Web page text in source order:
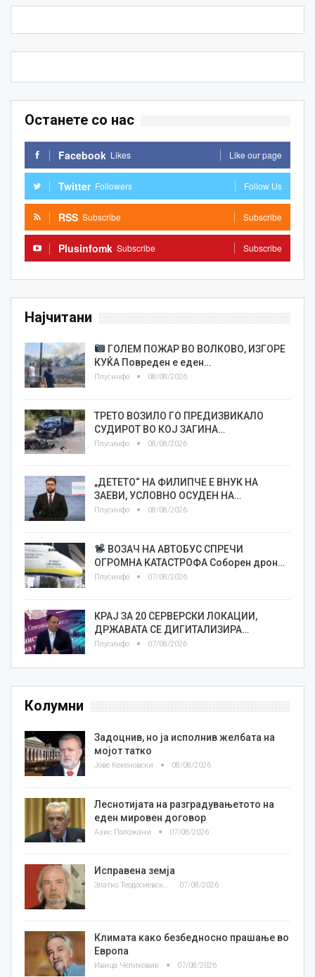
Останете со нас
Facebook Likes Like our page
Twitter Followers Follow Us
RSS Subscribe Subscribe
Plusinfomk Subscribe Subscribe
Најчитани
ГОЛЕМ ПОЖАР ВО ВОЛКОВО, ИЗГОРЕ
КУЌА Повреден е еден…
Плусинфо 08/08/2026
ТРЕТО ВОЗИЛО ГО ПРЕДИЗВИКАЛО
СУДИРОТ ВО КОЈ ЗАГИНА…
Плусинфо 08/08/2026
„ДЕТЕТО“ НА ФИЛИПЧЕ Е ВНУК НА
ЗАЕВИ, УСЛОВНО ОСУДЕН НА…
Плусинфо 08/08/2026
ВОЗАЧ НА АВТОБУС СПРЕЧИ
ОГРОМНА КАТАСТРОФА Соборен дрон…
Плусинфо 07/08/2026
КРАЈ ЗА 20 СЕРВЕРСКИ ЛОКАЦИИ,
ДРЖАВАТА СЕ ДИГИТАЛИЗИРА…
Плусинфо 07/08/2026
Колумни
Задоцнив, но ја исполнив желбата на
мојот татко
Јове Кекеновски 08/08/2026
Леснотијата на разградувањетото на
еден мировен договор
Азис Положани 07/08/2026
Исправена земја
Златко Теодосиевски 07/08/2026
Климата како безбедносно прашање во
Европа
Ивица Челиковиќ 07/08/2026